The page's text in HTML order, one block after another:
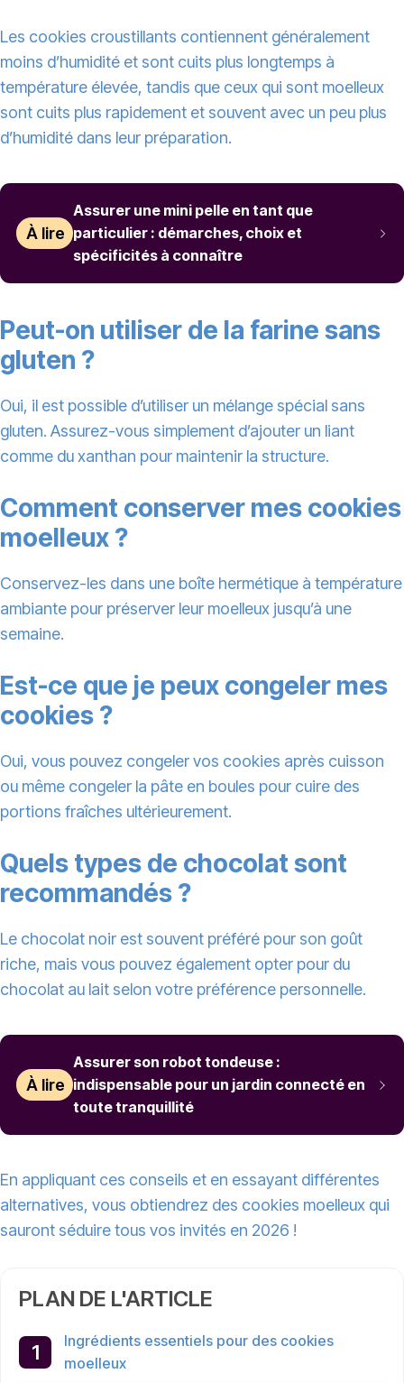
Les cookies croustillants contiennent généralement
moins d’humidité et sont cuits plus longtemps à
température élevée, tandis que ceux qui sont moelleux
sont cuits plus rapidement et souvent avec un peu plus
d’humidité dans leur préparation.
À lire
Assurer une mini pelle en tant que
particulier : démarches, choix et
spécificités à connaître
Peut-on utiliser de la farine sans
gluten ?
Oui, il est possible d’utiliser un mélange spécial sans
gluten. Assurez-vous simplement d’ajouter un liant
comme du xanthan pour maintenir la structure.
Comment conserver mes cookies
moelleux ?
Conservez-les dans une boîte hermétique à température
ambiante pour préserver leur moelleux jusqu’à une
semaine.
Est-ce que je peux congeler mes
cookies ?
Oui, vous pouvez congeler vos cookies après cuisson
ou même congeler la pâte en boules pour cuire des
portions fraîches ultérieurement.
Quels types de chocolat sont
recommandés ?
Le chocolat noir est souvent préféré pour son goût
riche, mais vous pouvez également opter pour du
chocolat au lait selon votre préférence personnelle.
À lire
Assurer son robot tondeuse :
indispensable pour un jardin connecté en
toute tranquillité
En appliquant ces conseils et en essayant différentes
alternatives, vous obtiendrez des cookies moelleux qui
sauront séduire tous vos invités en 2026 !
PLAN DE L'ARTICLE
Ingrédients essentiels pour des cookies
moelleux